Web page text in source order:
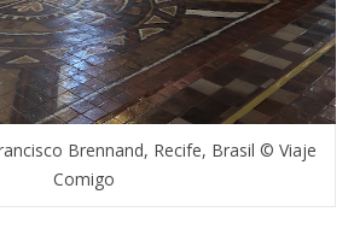
Brennand, Recife, Brasil © Viaje
Comigo